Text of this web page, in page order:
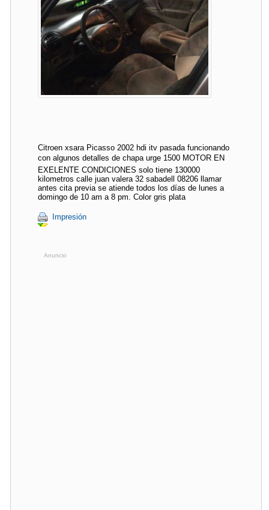
Citroen xsara Picasso 2002 hdi itv pasada funcionando
con algunos detalles de chapa urge 1500 MOTOR EN
EXELENTE CONDICIONES solo tiene 130000
kilometros calle juan valera 32 sabadell 08206 llamar
antes cita previa se atiende todos los días de lunes a
domingo de 10 am a 8 pm. Color gris plata
Impresión
Anuncio